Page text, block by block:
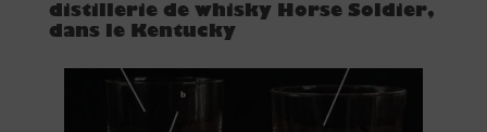
distillerie de whisky Horse Soldier,
dans le Kentucky